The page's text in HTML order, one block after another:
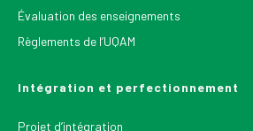
Évaluation des enseignements
Règlements de l’UQAM
Intégration et perfectionnement
Projet d’intégration